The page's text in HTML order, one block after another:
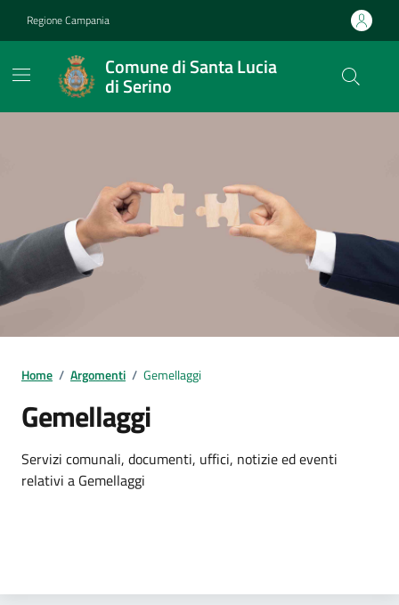
Regione Campania
Comune di Santa Lucia
di Serino
Home / Argomenti / Gemellaggi
Gemellaggi
Dettagli dell'argomento
Servizi comunali, documenti, uffici, notizie ed eventi
relativi a Gemellaggi